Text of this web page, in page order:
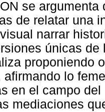
se
de relatar una
narrar
únicas
proponiendo
afirmando lo
en el campo
mediaciones